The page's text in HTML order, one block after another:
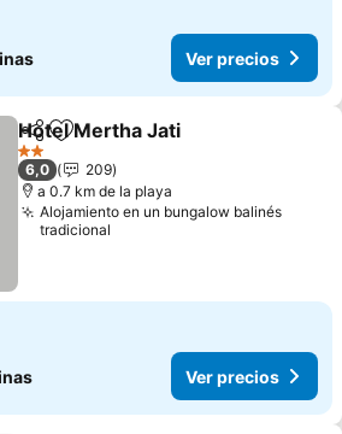
Ver precios
CompartirAgregar a favoritos
Hotel Mertha Jati
2 Estrellas
6,0
209
a 0.7 km de la playa
Alojamiento en un bungalow balinés
tradicional
Ver precios